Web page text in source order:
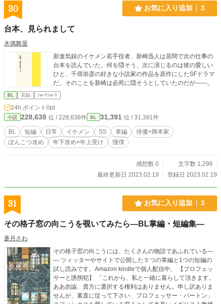
30 お気に入り追加 3
台本、見られまして
木偶舞屋
新進気鋭のイケメン若手役者、新崎迅人は居間で次の仕事の
台本を読んでいた。何を隠そう、次に演じるのは彼の愛しい
ひと、千尋崇彦の好きな小説家の作品を原作にしたSFドラマ
だ。そのことを新崎は必死に隠そうとしていたのだが――。
BL 完結 ｼｮｰﾄｼｮｰﾄ
24h.ポイント 0pt
小説 228,638 位 / 228,638件 BL 31,391 位 / 31,391件
BL 短編 日常 イケメン SS 掌編
俳優×脚本家
ぽんこつ攻め
年下攻め×年上受け 憧僕
感想数 0
文字数 1,298
最終更新日 2023.02.19
登録日 2023.02.19
31 お気に入り追加 3
その格子窓の向こうを覗いてみたら―BL掌編・短編集―
蒼月さわ
その格子窓の向こうには、たくさんの物語であふれている―
― ツィッターやサイトで公開した５つの掌編と1つの短編の
試し読みです。Amazon kindleで個人配信中。 【プロフェッ
サーと誘拐犯】 「これから、私と一緒に暮らして頂きます。
ああ勿論、貴方に選択する権利はありません。申し訳ありま
せんが、素直に従って下さい、プロフェッサー・バートン」